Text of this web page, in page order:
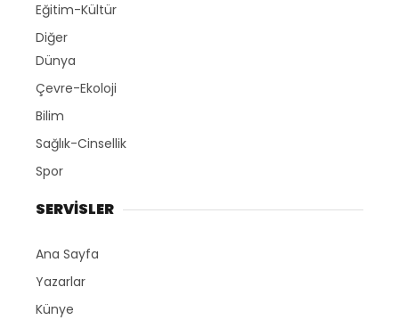
Eğitim-Kültür
Diğer
Dünya
Çevre-Ekoloji
Bilim
Sağlık-Cinsellik
Spor
SERVİSLER
Ana Sayfa
Yazarlar
Künye